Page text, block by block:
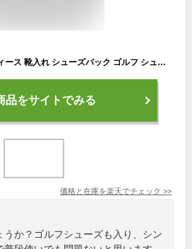
ゴルフバッグ メンズ レディース 靴入れ シューズバック ゴルフ シューズケース
品をサイトでみる
価格と在庫を楽天でチェック >>
うか？ゴルフシューズも入り、シン